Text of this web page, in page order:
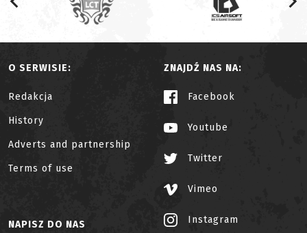
O SERWISIE:
Redakcja
History
Adverts and partnership
Terms of use
ZNAJDŹ NAS NA:
Facebook
Youtube
Twitter
Vimeo
Instagram
NAPISZ DO NAS